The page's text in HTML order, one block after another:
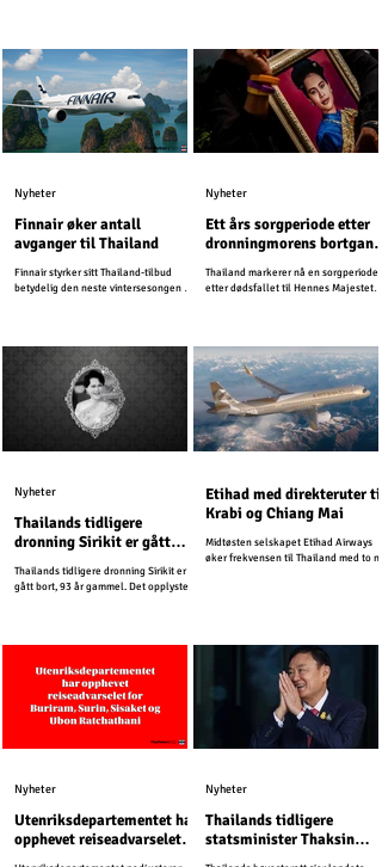
papirskjemaet TM6 og forenkler
immigrasjonsprosessen.
Finnair øker antall
avganger til Thailand
Finnair styrker sitt Thailand-tilbud
betydelig den neste vintersesongen og
Nyheter
Ett års sorgperiode etter
dronningmorens bortgang
– turismen vil fortsette
som normalt
Thailand markerer nå en sorgperiode
etter dødsfallet til Hennes Majestet
Nyheter
Thailands tidligere
dronning Sirikit er gått
Thailands tidligere dronning Sirikit er
gått bort, 93 år gammel. Det opplyste
Nyheter
Etihad med direkteruter til
Krabi og Chiang Mai
Midtøsten selskapet Etihad Airways
øker frekvensen til Thailand med to
Utenriksdepartementet har
opphevet reiseadvarselet
Nyheter
Thailands tidligere
statsminister Thaksin
Nyheter